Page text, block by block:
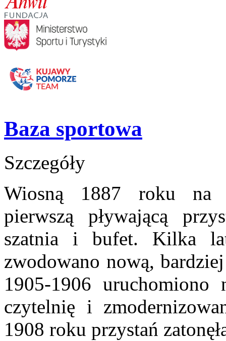
Baza sportowa
Szczegóły
Wiosną 1887 roku na
pierwszą pływającą
szatnia i bufet. Kilka
zwodowano nową,
1905-1906 uruchomiono
czytelnię i
1908 roku przystań